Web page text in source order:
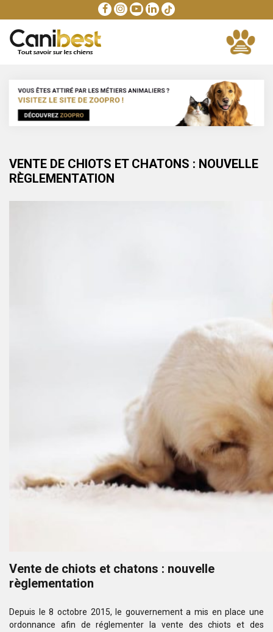
VENTE DE CHIOTS ET CHATONS : NOUVELLE
RÈGLEMENTATION
Vente de chiots et chatons : nouvelle
règlementation
Depuis le 8 octobre 2015, le gouvernement a mis en place une
ordonnance afin de réglementer la vente des chiots et des